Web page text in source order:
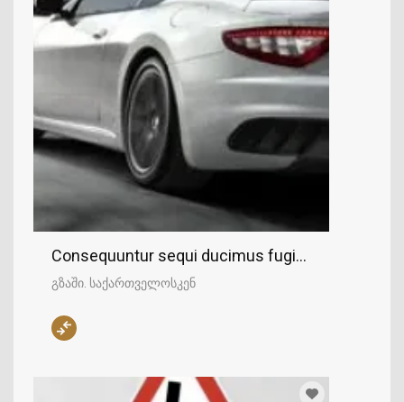
Consequuntur sequi ducimus fugit facere
გზაში. საქართველოსკენ